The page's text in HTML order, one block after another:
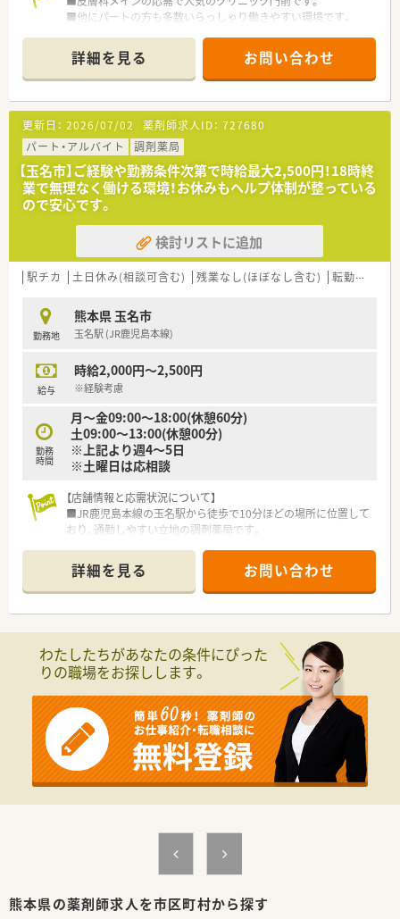
■他にパートの方も多数いらっしゃり働きやすい環境です。
≪こんな会社です≫
■熊本市内を中心に、県内9店舗を展開する
■クリニック応需の店舗中心に出店されています。
■従業員のワークライフバランスを考えている会社です。
■eラーニングの導入など、社員教育にも積極的です。
詳細を見る お問い合わせ
更新日： 2026/07/02 薬剤師求人ID： 727680
パート・アルバイト
調剤薬局
【玉名市】ご経験や勤務条件次第で時給最大2,500円！18時終
業で無理なく働ける環境！お休みもヘルプ体制が整っている
ので安心です。
検討リストに追加
駅チカ 土日休み(相談可含む) 残業なし(ほぼなし含む) 転勤なし
勤務地
熊本県 玉名市
玉名駅 (JR鹿児島本線)
給与
時給2,000円～2,500円
※経験考慮
勤務
時間
月～金09:00～18:00(休憩60分)
土09:00～13:00(休憩00分)
※上記より週4～5日
※土曜日は応相談
【店舗情報と応需状況について】
■JR鹿児島本線の玉名駅から徒歩で10分ほどの場所に位置して
おり、通勤しやすい立地の調剤薬局です。
40枚から50枚ほどとなっています。
■薬局内は常勤の薬剤師が2名と医療事務スタッフが在籍してお
り、在宅業務にも対応している環境です。
■山口県に7店舗、熊本県に3店舗の合計10店舗の調剤薬局を展
開している安定した法人です。
■社長をはじめとした役員の全員が薬剤師免許を保有しており、
■地域に貢献し共に成長することを理念に掲げており、介護事業
を通じた包括ケアにも注力しています。
【こんな取り組みをしています】
■全社員でコミュニケーションツールのアプリを導入し、タイム
リーでスムーズな情報共有を行います。
■社長が薬剤師会に携わっているため、法改正や業界の最新トピ
■管理薬剤師の提案により、自動分割調剤機や最新の監査システ
ムを積極的に導入しています。
詳細を見る お問い合わせ
わたしたちがあなたの条件にぴった
りの職場をお探しします。
熊本県の薬剤師求人を市区町村から探す